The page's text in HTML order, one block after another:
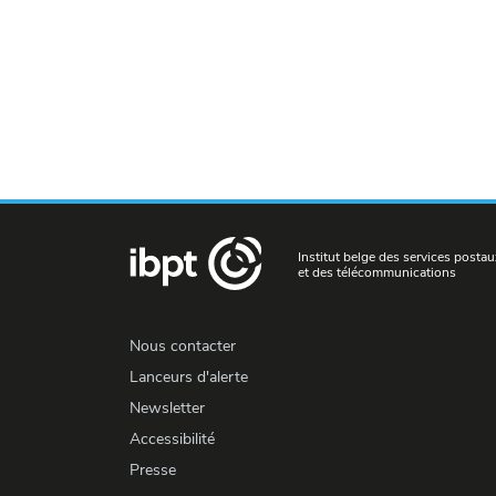
Institut belge des services
et des télécommunications
Nous contacter
Lanceurs d'alerte
Newsletter
Accessibilité
Presse